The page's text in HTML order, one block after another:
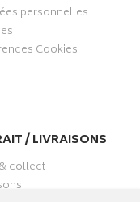
personnelles
Cookies
/ LIVRAISONS
collect